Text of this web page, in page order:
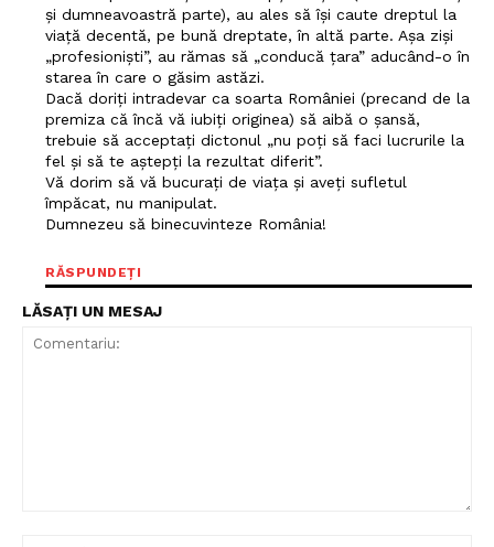
și dumneavoastră parte), au ales să își caute dreptul la
viață decentă, pe bună dreptate, în altă parte. Așa ziși
„profesioniști”, au rămas să „conducă țara” aducând-o în
starea în care o găsim astăzi.
Dacă doriți intradevar ca soarta României (precand de la
premiza că încă vă iubiți originea) să aibă o șansă,
trebuie să acceptați dictonul „nu poți să faci lucrurile la
fel și să te aștepți la rezultat diferit”.
Vă dorim să vă bucurați de viața și aveți sufletul
împăcat, nu manipulat.
Dumnezeu să binecuvinteze România!
RĂSPUNDEȚI
LĂSAȚI UN MESAJ